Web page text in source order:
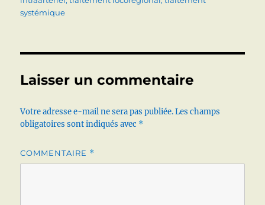
systémique
Laisser un commentaire
Votre adresse e-mail ne sera pas publiée. Les champs
obligatoires sont indiqués avec *
COMMENTAIRE *